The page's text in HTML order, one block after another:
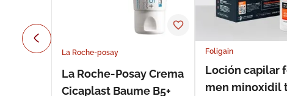
La Roche-posay
La Roche-Posay Crema
Cicaplast Baume B5+
Foligain
Loción capilar
men minoxidil